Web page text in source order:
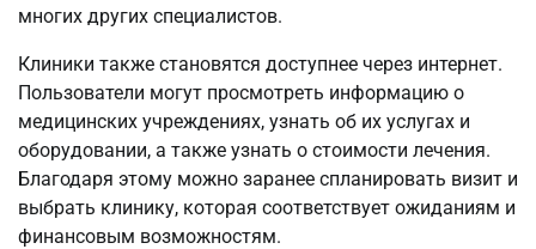
многих других специалистов.
Клиники также становятся доступнее через интернет.
Пользователи могут просмотреть информацию о
медицинских учреждениях, узнать об их услугах и
оборудовании, а также узнать о стоимости лечения.
Благодаря этому можно заранее спланировать визит и
выбрать клинику, которая соответствует ожиданиям и
финансовым возможностям.